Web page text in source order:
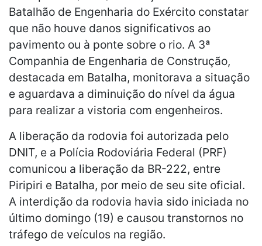
Batalhão de Engenharia do Exército constatar
que não houve danos significativos ao
pavimento ou à ponte sobre o rio. A 3ª
Companhia de Engenharia de Construção,
destacada em Batalha, monitorava a situação
e aguardava a diminuição do nível da água
para realizar a vistoria com engenheiros.
A liberação da rodovia foi autorizada pelo
DNIT, e a Polícia Rodoviária Federal (PRF)
comunicou a liberação da BR-222, entre
Piripiri e Batalha, por meio de seu site oficial.
A interdição da rodovia havia sido iniciada no
último domingo (19) e causou transtornos no
tráfego de veículos na região.